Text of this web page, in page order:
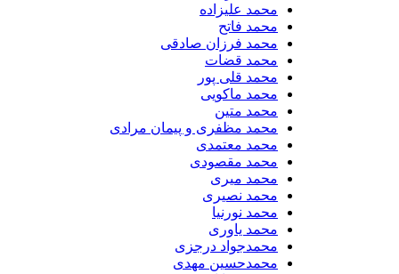
محمد علیزاده
محمد فاتح
محمد فرزان صادقی
محمد قضات
محمد قلی پور
محمد ماکویی
محمد متین
محمد مظفری و پیمان مرادی
محمد معتمدی
محمد مقصودی
محمد میری
محمد نصیری
محمد نورنیا
محمد یاوری
محمدجواد درجزی
محمدحسین مهدی